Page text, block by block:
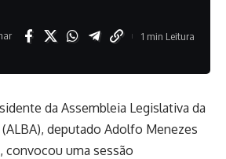
1 min Leitura
da Assembleia Legislativa da
(ALBA), deputado Adolfo Menezes
convocou uma sessão